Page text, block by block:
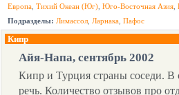
Европа Тихий Океан (Юг) Юго-Восточная Азия
Подразделы: Лимассол Ларнака Пафос
Кипр
Айя-Напа, сентябрь 2002
Кипр и Турция страны соседи. В
речь. Количество отзывов про